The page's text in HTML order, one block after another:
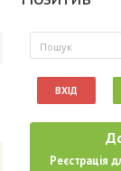
Пошук
ВХІД
Реєстрація